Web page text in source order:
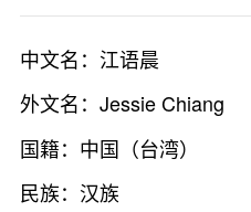
中文名：江语晨
外文名：Jessie Chiang
国籍：中国（台湾）
民族：汉族